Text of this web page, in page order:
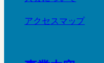
アクセスマップ